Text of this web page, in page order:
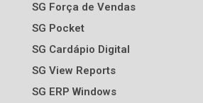
SG Força de Vendas
SG Pocket
SG Cardápio Digital
SG View Reports
SG ERP Windows